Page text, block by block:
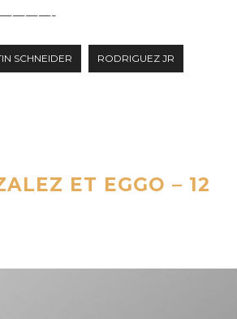
SCHNEIDER RODRIGUEZ JR
ET EGGO – 12